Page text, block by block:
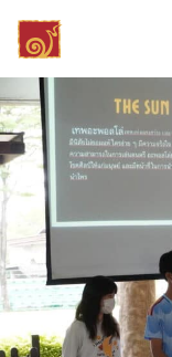
Skip
content
Search
for: